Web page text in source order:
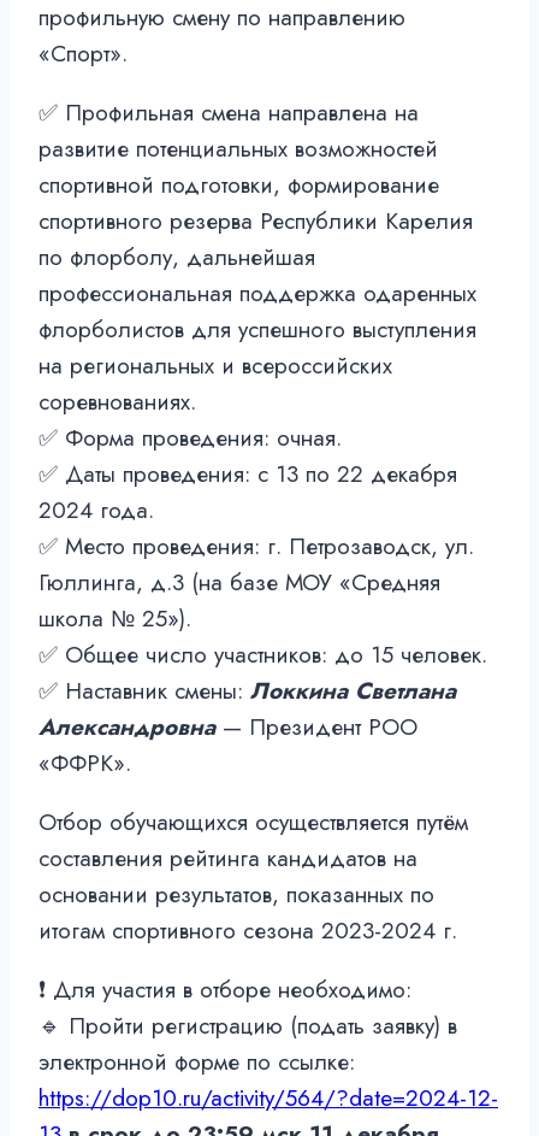
профильную смену по направлению
«Спорт».
✅ Профильная смена направлена на
развитие потенциальных возможностей
спортивной подготовки, формирование
спортивного резерва Республики Карелия
по флорболу, дальнейшая
профессиональная поддержка одаренных
флорболистов для успешного выступления
на региональных и всероссийских
соревнованиях.
✅ Форма проведения: очная.
✅ Даты проведения: с 13 по 22 декабря
2024 года.
✅ Место проведения: г. Петрозаводск, ул.
Гюллинга, д.3 (на базе МОУ «Средняя
школа № 25»).
✅ Общее число участников: до 15 человек.
✅ Наставник смены: Локкина Светлана
Александровна— Президент РОО
«ФФРК».
Отбор обучающихся осуществляется путём
составления рейтинга кандидатов на
основании результатов, показанных по
итогам спортивного сезона 2023-2024 г.
❗ Для участия в отборе необходимо:
🔹 Пройти регистрацию (подать заявку) в
электронной форме по ссылке:
https://dop10.ru/activity/564/?date=2024-12-